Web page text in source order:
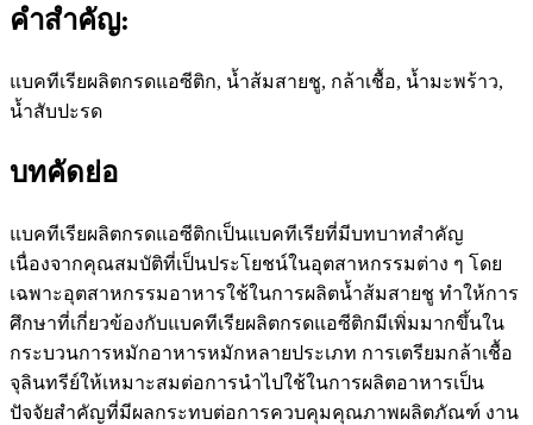
คำสำคัญ:
แบคทีเรียผลิตกรดแอซีติก, น้ำส้มสายชู, กล้าเชื้อ, น้ำมะพร้าว,
น้ำสับปะรด
บทคัดย่อ
แบคทีเรียผลิตกรดแอซีติกเป็นแบคทีเรียที่มีบทบาทสำคัญ
เนื่องจากคุณสมบัติที่เป็นประโยชน์ในอุตสาหกรรมต่าง ๆ โดย
เฉพาะอุตสาหกรรมอาหารใช้ในการผลิตน้ำส้มสายชู ทำให้การ
ศึกษาที่เกี่ยวข้องกับแบคทีเรียผลิตกรดแอซีติกมีเพิ่มมากขึ้นใน
กระบวนการหมักอาหารหมักหลายประเภท การเตรียมกล้าเชื้อ
จุลินทรีย์ให้เหมาะสมต่อการนำไปใช้ในการผลิตอาหารเป็น
ปัจจัยสำคัญที่มีผลกระทบต่อการควบคุมคุณภาพผลิตภัณฑ์ งาน